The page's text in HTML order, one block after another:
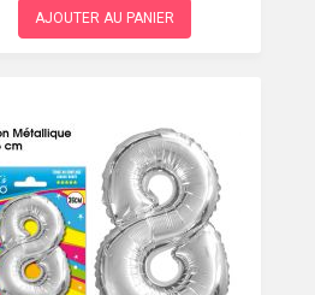
AJOUTER AU PANIER